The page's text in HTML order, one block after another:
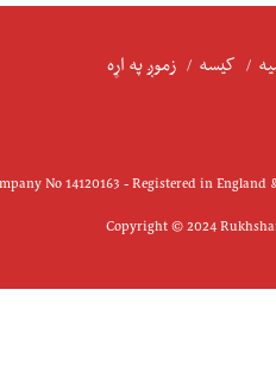
کیسه زموږ په اړه
No 14120163 - Registered in
Copyright © 2024